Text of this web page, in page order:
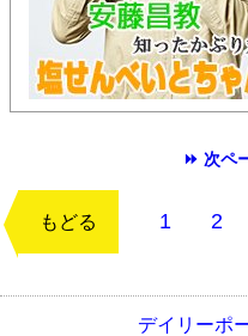
⏩ 次ペ
もどる 1 2
デイリーポ